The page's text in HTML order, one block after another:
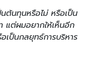
นต้นทุนหรือไม่ หรือเป็น
แต่ผมอยากให้เห็นอีก
เป็นกลยุทธ์การบริหาร